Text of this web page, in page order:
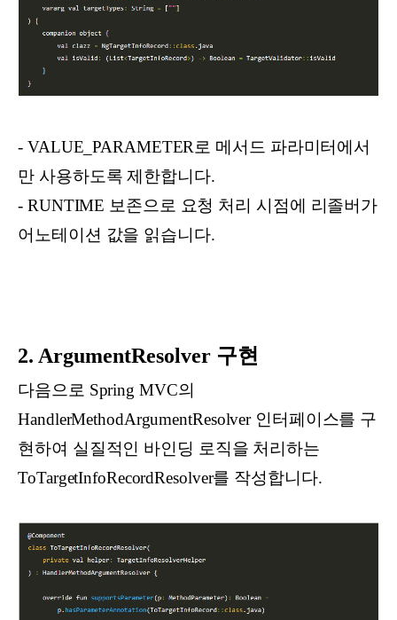
- VALUE_PARAMETER로 메서드 파라미터에서
만 사용하도록 제한합니다.
- RUNTIME 보존으로 요청 처리 시점에 리졸버가
어노테이션 값을 읽습니다.
2. ArgumentResolver 구현
다음으로 Spring MVC의
HandlerMethodArgumentResolver 인터페이스를 구
현하여 실질적인 바인딩 로직을 처리하는
ToTargetInfoRecordResolver를 작성합니다.